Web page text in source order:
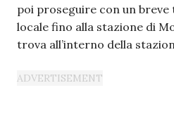
poi proseguire con un
locale fino alla stazione di
trova all’interno della